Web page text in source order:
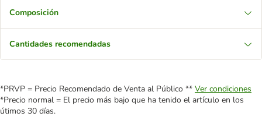
Composición
Cantidades recomendadas
*PRVP = Precio Recomendado de Venta al Público ** Ver condiciones
*Precio normal = El precio más bajo que ha tenido el artículo en los
útimos 30 días.